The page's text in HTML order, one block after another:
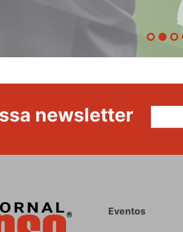
newsletter
Rodapé
Eventos